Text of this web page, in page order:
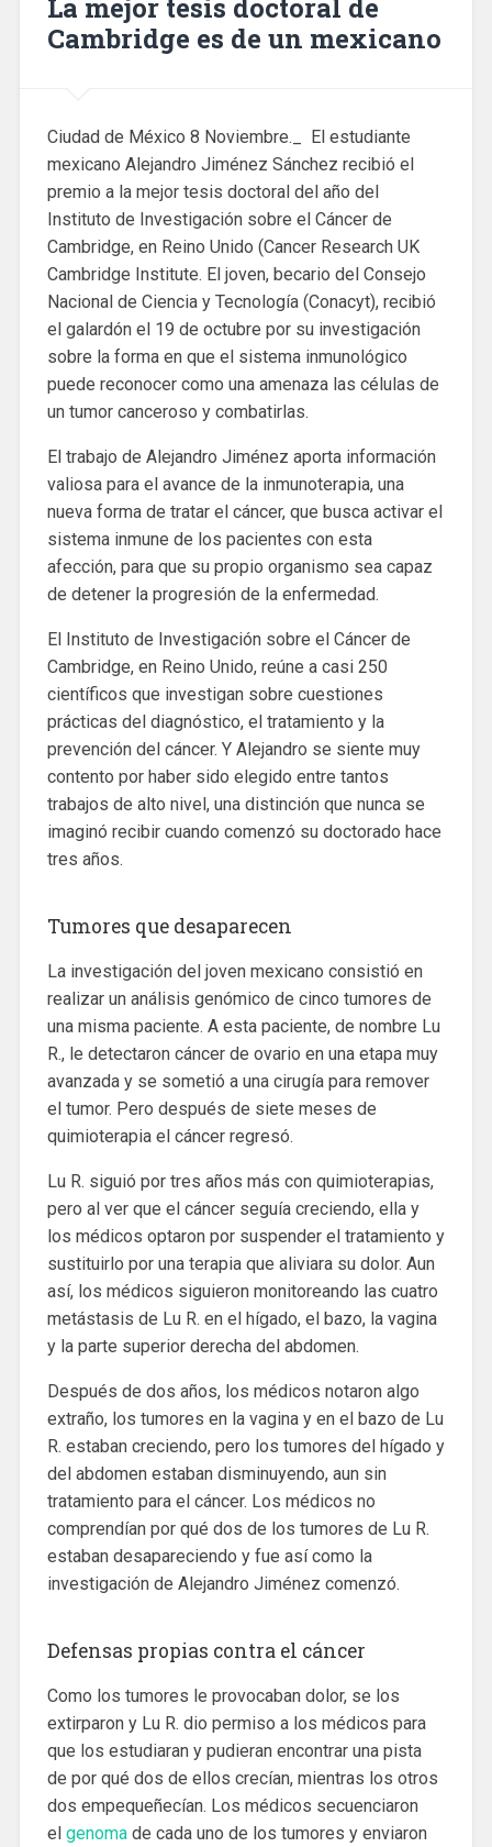
La mejor tesis doctoral de
Cambridge es de un mexicano
Ciudad de México 8 Noviembre._ El estudiante
mexicano Alejandro Jiménez Sánchez recibió el
premio a la mejor tesis doctoral del año del
Instituto de Investigación sobre el Cáncer de
Cambridge, en Reino Unido (Cancer Research UK
Cambridge Institute. El joven, becario del Consejo
Nacional de Ciencia y Tecnología (Conacyt), recibió
el galardón el 19 de octubre por su investigación
sobre la forma en que el sistema inmunológico
puede reconocer como una amenaza las células de
un tumor canceroso y combatirlas.
El trabajo de Alejandro Jiménez aporta información
valiosa para el avance de la inmunoterapia, una
nueva forma de tratar el cáncer, que busca activar el
sistema inmune de los pacientes con esta
afección, para que su propio organismo sea capaz
de detener la progresión de la enfermedad.
El Instituto de Investigación sobre el Cáncer de
Cambridge, en Reino Unido, reúne a casi 250
científicos que investigan sobre cuestiones
prácticas del diagnóstico, el tratamiento y la
prevención del cáncer. Y Alejandro se siente muy
contento por haber sido elegido entre tantos
trabajos de alto nivel, una distinción que nunca se
imaginó recibir cuando comenzó su doctorado hace
tres años.
Tumores que desaparecen
La investigación del joven mexicano consistió en
realizar un análisis genómico de cinco tumores de
una misma paciente. A esta paciente, de nombre Lu
R., le detectaron cáncer de ovario en una etapa muy
avanzada y se sometió a una cirugía para remover
el tumor. Pero después de siete meses de
quimioterapia el cáncer regresó.
Lu R. siguió por tres años más con quimioterapias,
pero al ver que el cáncer seguía creciendo, ella y
los médicos optaron por suspender el tratamiento y
sustituirlo por una terapia que aliviara su dolor. Aun
así, los médicos siguieron monitoreando las cuatro
metástasis de Lu R. en el hígado, el bazo, la vagina
y la parte superior derecha del abdomen.
Después de dos años, los médicos notaron algo
extraño, los tumores en la vagina y en el bazo de Lu
R. estaban creciendo, pero los tumores del hígado y
del abdomen estaban disminuyendo, aun sin
tratamiento para el cáncer. Los médicos no
comprendían por qué dos de los tumores de Lu R.
estaban desapareciendo y fue así como la
investigación de Alejandro Jiménez comenzó.
Defensas propias contra el cáncer
Como los tumores le provocaban dolor, se los
extirparon y Lu R. dio permiso a los médicos para
que los estudiaran y pudieran encontrar una pista
de por qué dos de ellos crecían, mientras los otros
dos empequeñecían. Los médicos secuenciaron
el genomade cada uno de los tumores y enviaron